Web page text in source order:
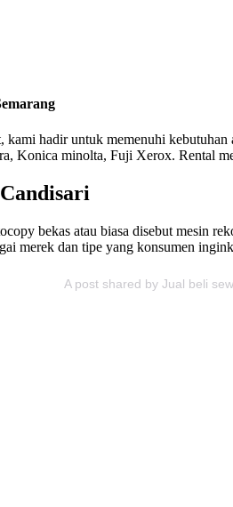
kami hadir untuk memenuhi
Konica minolta, Fuji Xerox. Rental
bekas atau biasa disebut mesin
merek dan tipe yang konsumen
A post shared by Jual beli